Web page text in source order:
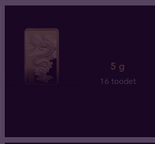
5 g
16 toodet